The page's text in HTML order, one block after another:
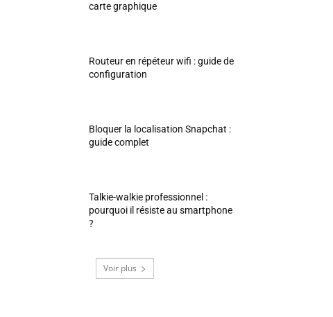
carte graphique
Routeur en répéteur wifi : guide de
configuration
Bloquer la localisation Snapchat :
guide complet
Talkie-walkie professionnel :
pourquoi il résiste au smartphone
?
Voir plus